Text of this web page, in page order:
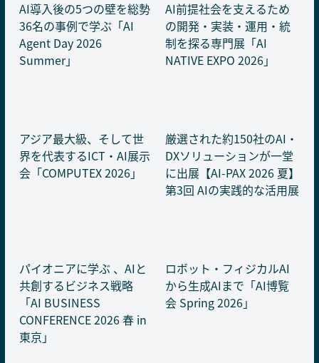
AI導入後の5つの壁を総勢
36名の事例で学ぶ「AI
Agent Day 2026
Summer」
AI前提社会を支えるため
の開発・実装・運用・統
制を探る専門展「AI
NATIVE EXPO 2026」
アジア最大級、そして世
界を代表するICT・AI展示
会「COMPUTEX 2026」
厳選された約150社のAI・
DXソリューションが一堂
に出展【AI-PAX 2026 夏】
第3回 AIの実践的な活用展
パイオニアに学ぶ 、AIと
共創するビジネス戦略
「AI BUSINESS
CONFERENCE 2026 春 in
東京」
ロボット・フィジカルAI
から生成AIまで「AI博覧
会 Spring 2026」